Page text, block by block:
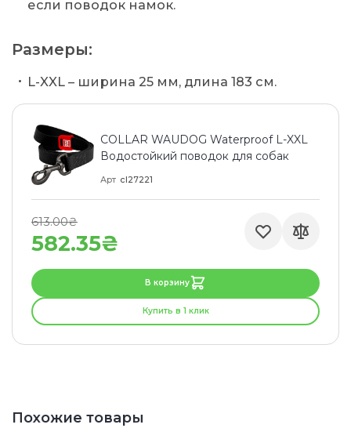
если поводок намок.
Размеры:
L-XXL – ширина 25 мм, длина 183 см.
COLLAR WAUDOG Waterproof L-XXL
Водостойкий поводок для собак
Арт cl27221
582.35₴
613.00₴
В корзину
Купить в 1 клик
Похожие товары